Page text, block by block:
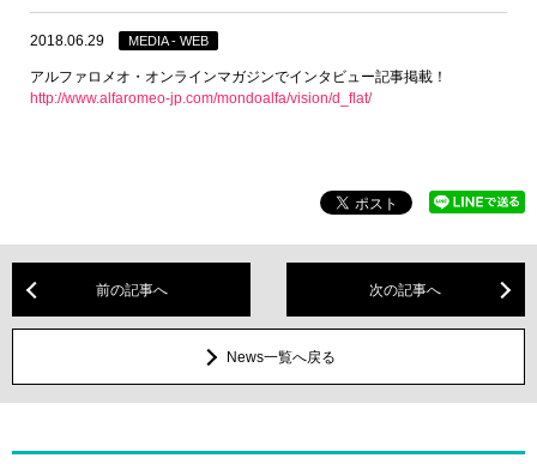
2018.06.29 MEDIA - WEB
アルファロメオ・オンラインマガジンでインタビュー記事掲載！
http://www.alfaromeo-jp.com/mondoalfa/vision/d_flat/
前の記事へ 次の記事へ
News一覧へ戻る